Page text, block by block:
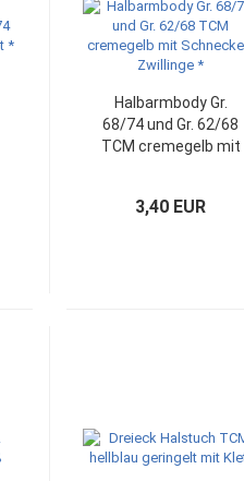
Halbarmbody Gr.
68/74 und Gr. 62/68
TCM cremegelb mit
3,40 EUR